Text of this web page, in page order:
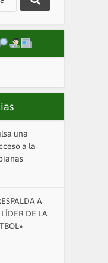
una
a la
A
DE LA